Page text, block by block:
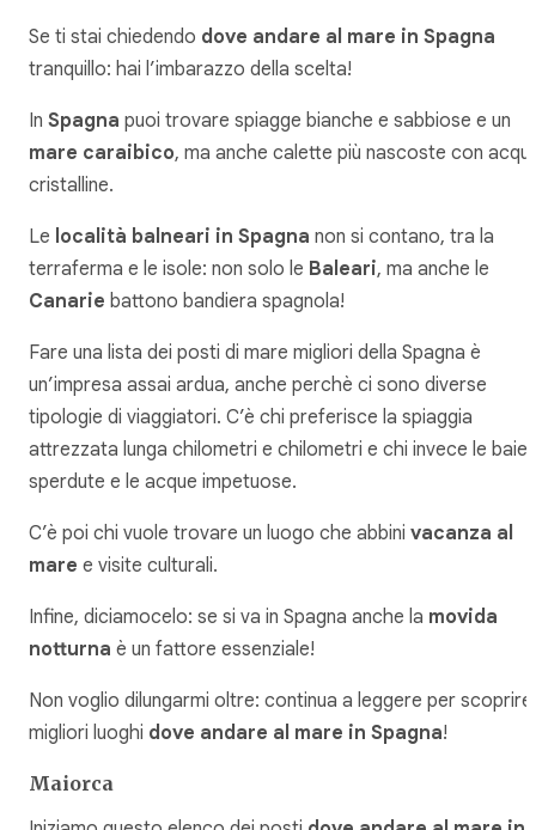
Se ti stai chiedendo dove andare al mare in Spagna
tranquillo: hai l’imbarazzo della scelta!
In Spagna puoi trovare spiagge bianche e sabbiose e un
mare caraibico, ma anche calette più nascoste con
cristalline.
Le località balneari in Spagna non si contano, tra la
terraferma e le isole: non solo le Baleari, ma anche le
Canarie battono bandiera spagnola!
Fare una lista dei posti di mare migliori della Spagna è
un’impresa assai ardua, anche perchè ci sono diverse
tipologie di viaggiatori. C’è chi preferisce la spiaggia
attrezzata lunga chilometri e chilometri e chi invece le baie
sperdute e le acque impetuose.
C’è poi chi vuole trovare un luogo che abbini vacanza al
mare e visite culturali.
Infine, diciamocelo: se si va in Spagna anche la movida
notturna è un fattore essenziale!
Non voglio dilungarmi oltre: continua a leggere per scoprire
migliori luoghi dove andare al mare in Spagna!
Maiorca